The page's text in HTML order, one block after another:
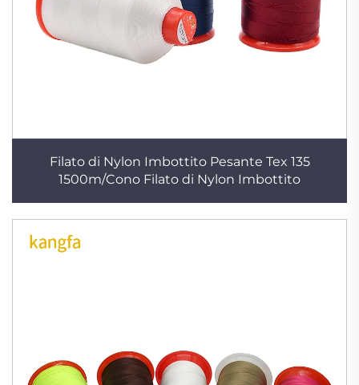
Filato di Nylon Imbottito Pesante Tex 135
1500m/Cono Filato di Nylon Imbottito